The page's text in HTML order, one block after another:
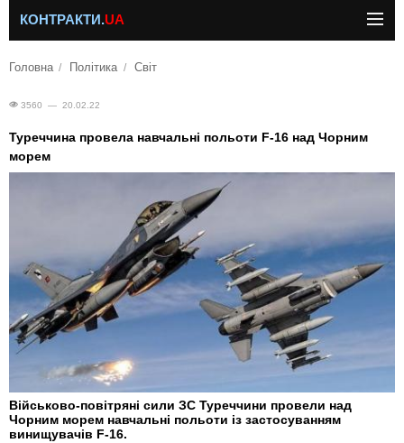
КОНТРАКТИ.UA
Головна Політика Світ
3560 — 20.02.22
Туреччина провела навчальні польоти F-16 над Чорним
морем
Військово-повітряні сили ЗС Туреччини провели над
Чорним морем навчальні польоти із застосуванням
винищувачів F-16.